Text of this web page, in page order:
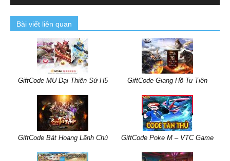
Bài viết liên quan
GiftCode MU Đại Thiên Sứ H5 GiftCode Giang Hồ Tu Tiên
GiftCode Bát Hoang Lãnh Chủ GiftCode Poke M – VTC Game